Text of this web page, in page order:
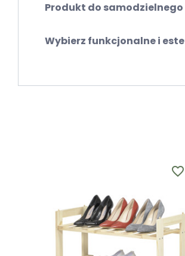
Produkt do
Wybierz funkcjonalne i
favorite_border